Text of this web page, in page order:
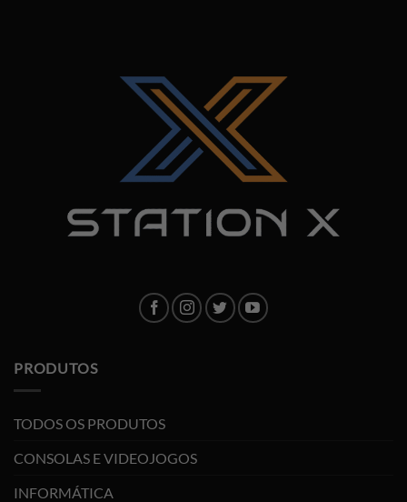
PRODUTOS
TODOS OS PRODUTOS
CONSOLAS E VIDEOJOGOS
INFORMÁTICA